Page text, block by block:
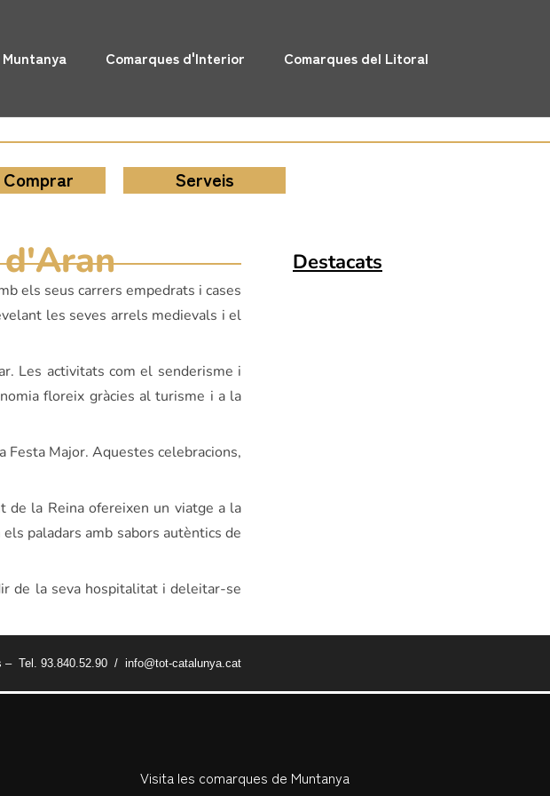
Comarques d'Interior Comarques del Litoral
Serveis
els seus carrers empedrats i cases
les seves arrels medievals i el
Les activitats com el senderisme i
floreix gràcies al turisme i a la
Major. Aquestes celebracions,
de la Reina ofereixen un viatge a la
paladars amb sabors autèntics de
de la seva hospitalitat i deleitar-se
Destacats
– Tel. 93.840.52.90 / info@tot-catalunya.cat
Visita les comarques de Muntanya